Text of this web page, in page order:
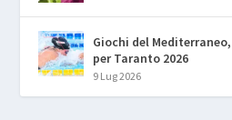
Giochi del
per Taranto 2026
9 Lug 2026